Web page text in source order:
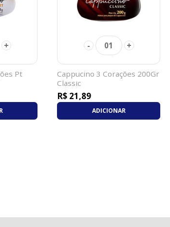
+
Pt
- 01 +
Cappucino 3 Corações 200Gr
Classic
R$ 21,89
ADICIONAR